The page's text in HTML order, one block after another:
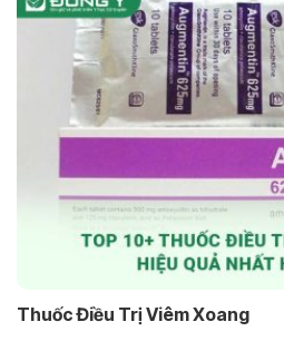
Thuốc Điều Trị Viêm Xoang